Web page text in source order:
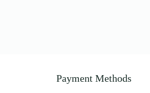
Payment Methods